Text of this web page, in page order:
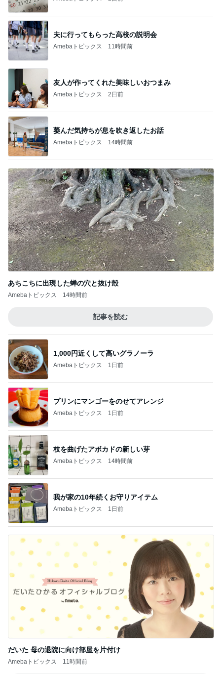
夫に行ってもらった高校の説明会
Amebaトピックス 11時間前
友人が作ってくれた美味しいおつまみ
Amebaトピックス 2日前
萎んだ気持ちが息を吹き返したお話
Amebaトピックス 14時間前
あちこちに出現した蝉の穴と抜け殻
Amebaトピックス 14時間前
記事を読む
1,000円近くして高いグラノーラ
Amebaトピックス 1日前
プリンにマンゴーをのせてアレンジ
Amebaトピックス 1日前
枝を曲げたアボカドの新しい芽
Amebaトピックス 14時間前
我が家の10年続くお守りアイテム
Amebaトピックス 1日前
だいた 母の退院に向け部屋を片付け
Amebaトピックス 11時間前